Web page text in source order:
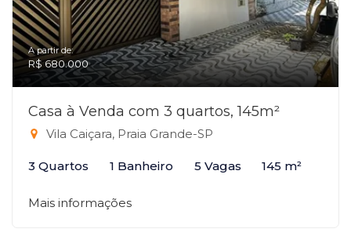
A partir de:
R$ 680.000
Casa à Venda com 3 quartos, 145m²
Vila Caiçara, Praia Grande-SP
3 Quartos 1 Banheiro 5 Vagas 145 m²
Mais informações